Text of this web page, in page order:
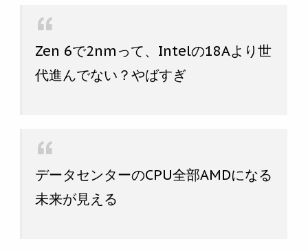
Zen 6で2nmって、Intelの18Aより世
代進んでない？やばすぎ
データセンターのCPU全部AMDになる
未来が見える